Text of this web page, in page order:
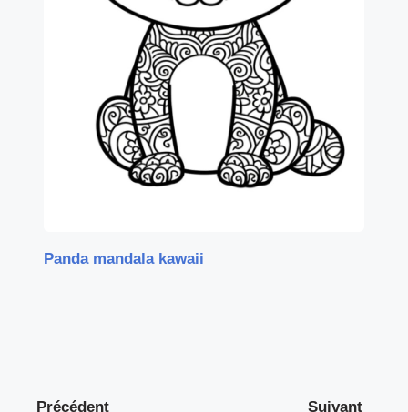
Panda mandala kawaii
Précédent Suivant